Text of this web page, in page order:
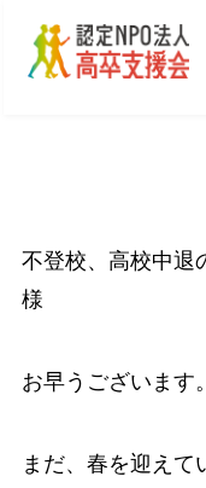
不登校、高校中退
様
お早うございます
まだ、春を迎えて